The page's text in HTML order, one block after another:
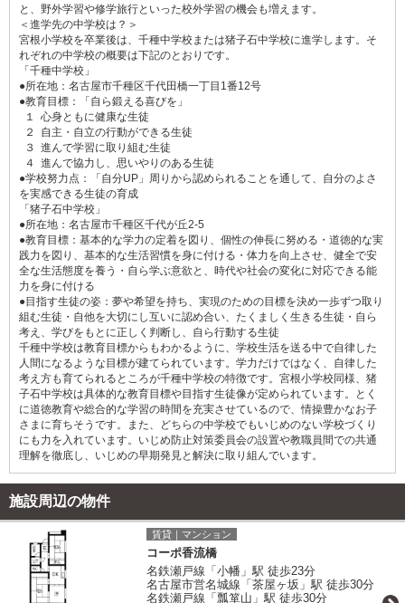
と、野外学習や修学旅行といった校外学習の機会も増えます。
＜進学先の中学校は？＞
宮根小学校を卒業後は、千種中学校または猪子石中学校に進学します。そ
れぞれの中学校の概要は下記のとおりです。
「千種中学校」
●所在地：名古屋市千種区千代田橋一丁目1番12号
●教育目標：「自ら鍛える喜びを」
１ 心身ともに健康な生徒
２ 自主・自立の行動ができる生徒
３ 進んで学習に取り組む生徒
４ 進んで協力し、思いやりのある生徒
●学校努力点：「自分UP」周りから認められることを通して、自分のよさ
を実感できる生徒の育成
「猪子石中学校」
●所在地：名古屋市千種区千代が丘2-5
●教育目標：基本的な学力の定着を図り、個性の伸長に努める・道徳的な実
践力を図り、基本的な生活習慣を身に付ける・体力を向上させ、健全で安
全な生活態度を養う・自ら学ぶ意欲と、時代や社会の変化に対応できる能
力を身に付ける
●目指す生徒の姿：夢や希望を持ち、実現のための目標を決め一歩ずつ取り
組む生徒・自他を大切にし互いに認め合い、たくましく生きる生徒・自ら
考え、学びをもとに正しく判断し、自ら行動する生徒
千種中学校は教育目標からもわかるように、学校生活を送る中で自律した
人間になるような目標が建てられています。学力だけではなく、自律した
考え方も育てられるところが千種中学校の特徴です。宮根小学校同様、猪
子石中学校は具体的な教育目標や目指す生徒像が定められています。とく
に道徳教育や総合的な学習の時間を充実させているので、情操豊かなお子
さまに育ちそうです。また、どちらの中学校でもいじめのない学校づくり
にも力を入れています。いじめ防止対策委員会の設置や教職員間での共通
理解を徹底し、いじめの早期発見と解決に取り組んでいます。
施設周辺の物件
賃貸｜マンション
コーポ香流橋
名鉄瀬戸線「小幡」駅 徒歩23分
名古屋市営名城線「茶屋ヶ坂」駅 徒歩30分
名鉄瀬戸線「瓢箪山」駅 徒歩30分